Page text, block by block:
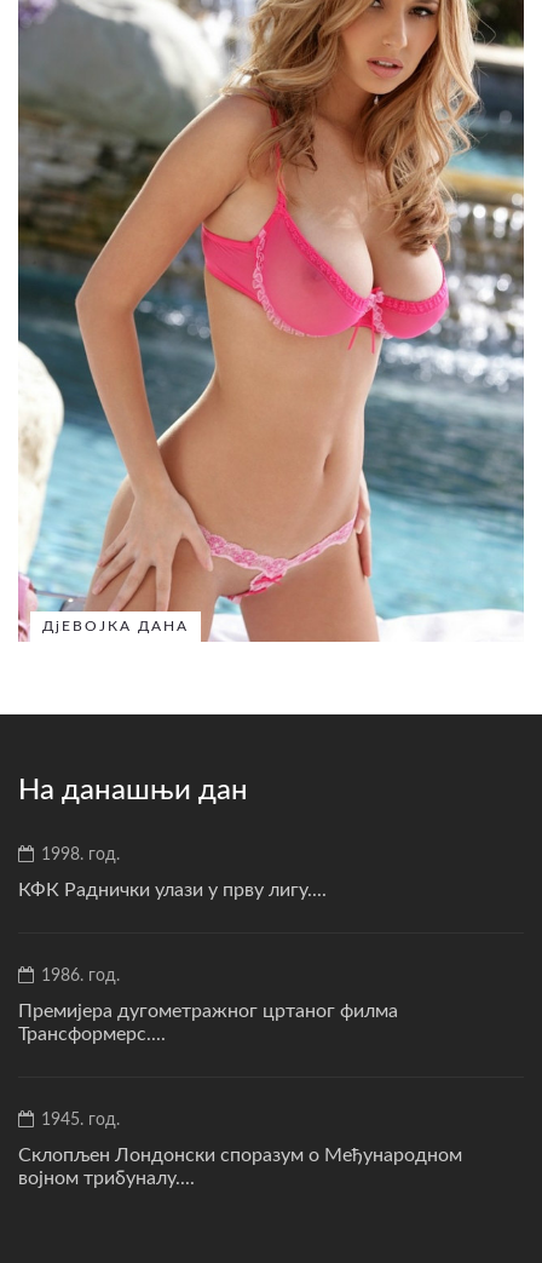
ДјЕВОЈКА ДАНА
На данашњи дан
1998. год.
КФК Раднички улази у прву лигу....
1986. год.
Премијера дугометражног цртаног филма
Трансформерс....
1945. год.
Склопљен Лондонски споразум о Међународном
војном трибуналу....